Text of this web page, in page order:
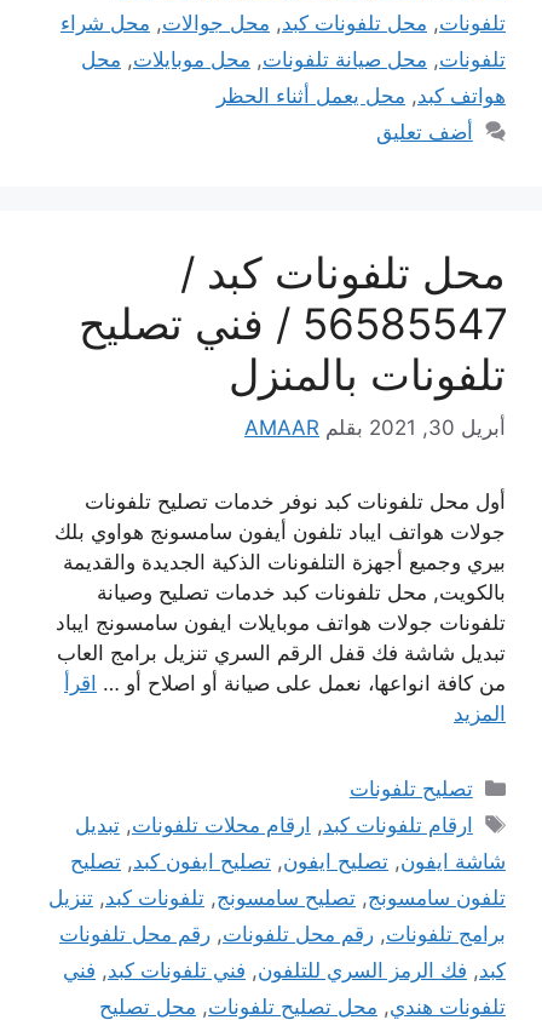
تلفونات, محل تلفونات كبد, محل جوالات, محل شراء
تلفونات, محل صيانة تلفونات, محل موبايلات, محل
هواتف كبد, محل يعمل أثناء الحظر
أضف تعليق
محل تلفونات كبد /
56585547 / فني تصليح
تلفونات بالمنزل
أبريل 30, 2021 بقلم AMAAR
أول محل تلفونات كبد نوفر خدمات تصليح تلفونات
جولات هواتف ايباد تلفون أيفون سامسونج هواوي بلك
بيري وجميع أجهزة التلفونات الذكية الجديدة والقديمة
بالكويت, محل تلفونات كبد خدمات تصليح وصيانة
تلفونات جولات هواتف موبايلات ايفون سامسونج ايباد
تبديل شاشة فك قفل الرقم السري تنزيل برامج العاب
من كافة انواعها، نعمل على صيانة أو اصلاح أو … اقرأ
المزيد
التصنيفات
تصليح تلفونات
الوسوم
ارقام تلفونات كبد, ارقام محلات تلفونات,تبديل
شاشة ايفون, تصليح ايفون, تصليح ايفون كبد, تصليح
تلفون سامسونج, تصليح سامسونج, تلفونات كبد, تنزيل
برامج تلفونات, رقم محل تلفونات, رقم محل تلفونات
كبد, فك الرمز السري للتلفون, فني تلفونات كبد, فني
تلفونات هندي, محل تصليح تلفونات, محل تصليح